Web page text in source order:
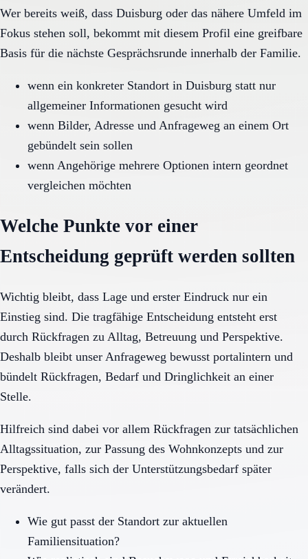
Wer bereits weiß, dass Duisburg oder das nähere Umfeld im
Fokus stehen soll, bekommt mit diesem Profil eine greifbare
Basis für die nächste Gesprächsrunde innerhalb der Familie.
wenn ein konkreter Standort in Duisburg statt nur
allgemeiner Informationen gesucht wird
wenn Bilder, Adresse und Anfrageweg an einem Ort
gebündelt sein sollen
wenn Angehörige mehrere Optionen intern geordnet
vergleichen möchten
Welche Punkte vor einer
Entscheidung geprüft werden sollten
Wichtig bleibt, dass Lage und erster Eindruck nur ein
Einstieg sind. Die tragfähige Entscheidung entsteht erst
durch Rückfragen zu Alltag, Betreuung und Perspektive.
Deshalb bleibt unser Anfrageweg bewusst portalintern und
bündelt Rückfragen, Bedarf und Dringlichkeit an einer
Stelle.
Hilfreich sind dabei vor allem Rückfragen zur tatsächlichen
Alltagssituation, zur Passung des Wohnkonzepts und zur
Perspektive, falls sich der Unterstützungsbedarf später
verändert.
Wie gut passt der Standort zur aktuellen
Familiensituation?